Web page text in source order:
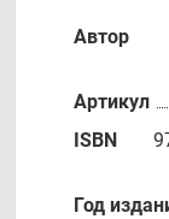
Автор
Артикул
ISBN
Год